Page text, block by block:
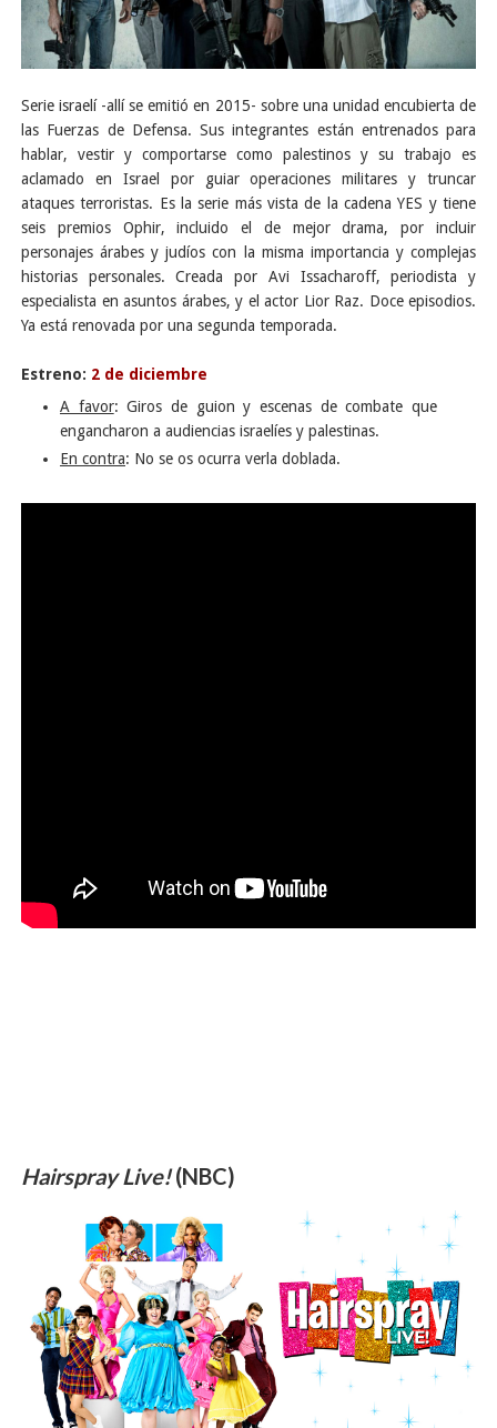
Serie israelí -allí se emitió en 2015- sobre una unidad encubierta de
las Fuerzas de Defensa. Sus integrantes están entrenados para
hablar, vestir y comportarse como palestinos y su trabajo es
aclamado en Israel por guiar operaciones militares y truncar
ataques terroristas. Es la serie más vista de la cadena YES y tiene
seis premios Ophir, incluido el de mejor drama, por incluir
personajes árabes y judíos con la misma importancia y complejas
historias personales. Creada por Avi Issacharoff, periodista y
especialista en asuntos árabes, y el actor Lior Raz. Doce episodios.
Ya está renovada por una segunda temporada.
Estreno: 2 de diciembre
A favor: Giros de guion y escenas de combate que
engancharon a audiencias israelíes y palestinas.
En contra: No se os ocurra verla doblada.
Hairspray Live!(NBC)